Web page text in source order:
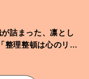
詰まった、凛とし
整理整頓は心のリズ